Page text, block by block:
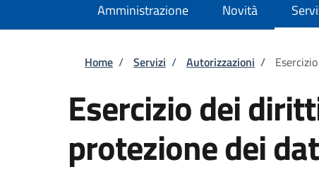
Amministrazione Novità
Briciole di pane
Home / Servizi / Autorizzazioni /
Esercizio dei
protezione dei